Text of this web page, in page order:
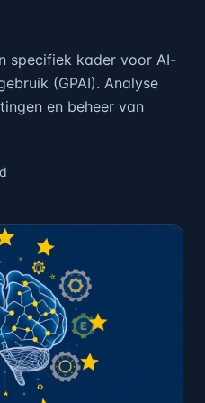
specifiek kader voor AI-
(GPAI). Analyse
en beheer van